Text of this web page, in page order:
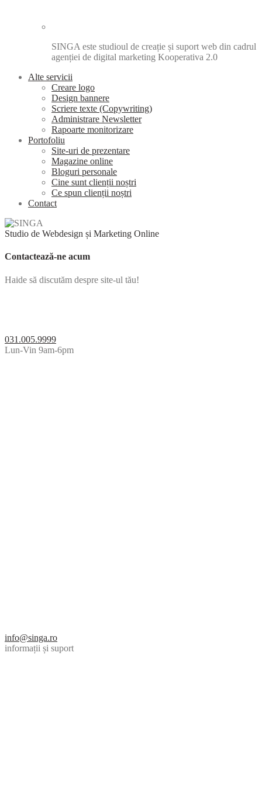
SINGA este studioul de creație și suport web din cadrul
agenției de digital marketing Kooperativa 2.0
Alte servicii
Creare logo
Design bannere
Scriere texte (Copywriting)
Administrare Newsletter
Rapoarte monitorizare
Portofoliu
Site-uri de prezentare
Magazine online
Bloguri personale
Cine sunt clienții noștri
Ce spun clienții noștri
Contact
Studio de Webdesign și Marketing Online
Contactează-ne acum
Haide să discutăm despre site-ul tău!
031.005.9999
Lun-Vin 9am-6pm
info@singa.ro
informații și suport